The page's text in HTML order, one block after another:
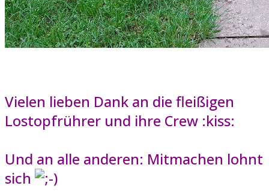
Vielen lieben Dank an die fleißigen
Lostopfrührer und ihre Crew :kiss:
Und an alle anderen: Mitmachen lohnt
sich